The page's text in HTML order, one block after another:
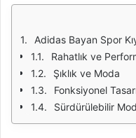
Adidas Bayan Spor
Rahatlık ve
Şıklık ve Moda
Fonksiyonel
Sürdürülebilir